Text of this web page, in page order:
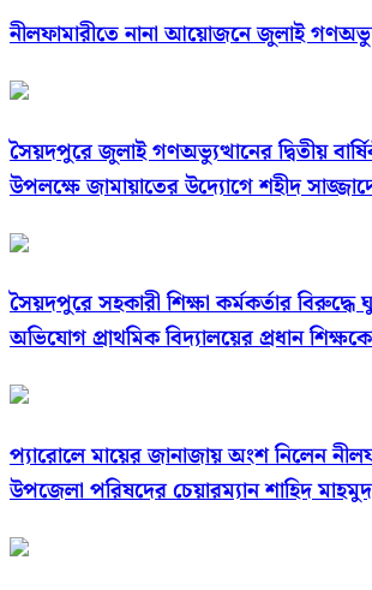
নীলফামারীতে নানা আয়োজনে জুলাই
সৈয়দপুরে জুলাই গণঅভ্যুত্থানের দ্বিতীয়
উপলক্ষে জামায়াতের উদ্যোগে শহীদ
সৈয়দপুরে সহকারী শিক্ষা কর্মকর্তার বিরুদ্ধে
অভিযোগ প্রাথমিক বিদ্যালয়ের প্রধান
প্যারোলে মায়ের জানাজায় অংশ নিলেন
উপজেলা পরিষদের চেয়ারম্যান শাহিদ মাহমুদ